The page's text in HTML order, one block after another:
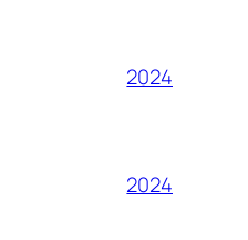
2024
2024